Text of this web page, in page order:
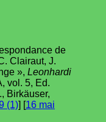
de
Clairaut, J.
», Leonhardi
vol. 5, Ed.
Birkäuser,
(1)] [16 mai